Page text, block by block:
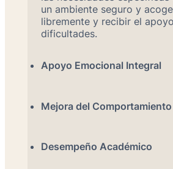
un ambiente seguro y
libremente y recibir el
dificultades.
Apoyo Emocional Integral
Mejora del Comportamiento
Desempeño Académico